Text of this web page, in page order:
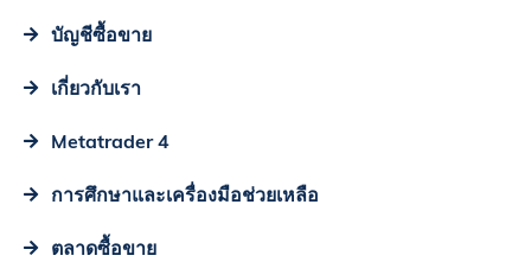
บัญชีซื้อขาย
เกี่ยวกับเรา
Metatrader 4
การศึกษาและเครื่องมือช่วยเหลือ
ตลาดซื้อขาย